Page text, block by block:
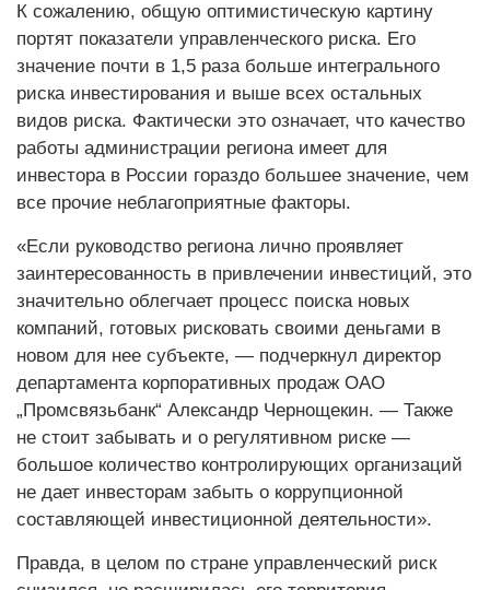
К сожалению, общую оптимистическую картину
портят показатели управленческого риска. Его
значение почти в 1,5 раза больше интегрального
риска инвестирования и выше всех остальных
видов риска. Фактически это означает, что качество
работы администрации региона имеет для
инвестора в России гораздо большее значение, чем
все прочие неблагоприятные факторы.
«Если руководство региона лично проявляет
заинтересованность в привлечении инвестиций, это
значительно облегчает процесс поиска новых
компаний, готовых рисковать своими деньгами в
новом для нее субъекте, — подчеркнул директор
департамента корпоративных продаж ОАО
„Промсвязьбанк“ Александр Чернощекин. — Также
не стоит забывать и о регулятивном риске —
большое количество контролирующих организаций
не дает инвесторам забыть о коррупционной
составляющей инвестиционной деятельности».
Правда, в целом по стране управленческий риск